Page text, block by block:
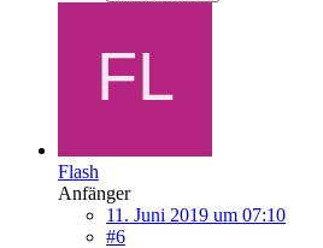
Flash
Anfänger
11. Juni 2019 um 07:10
#6